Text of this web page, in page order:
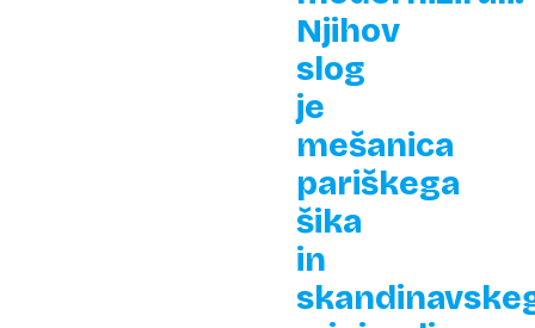
Njihov
slog
je
mešanica
pariškega
šika
in